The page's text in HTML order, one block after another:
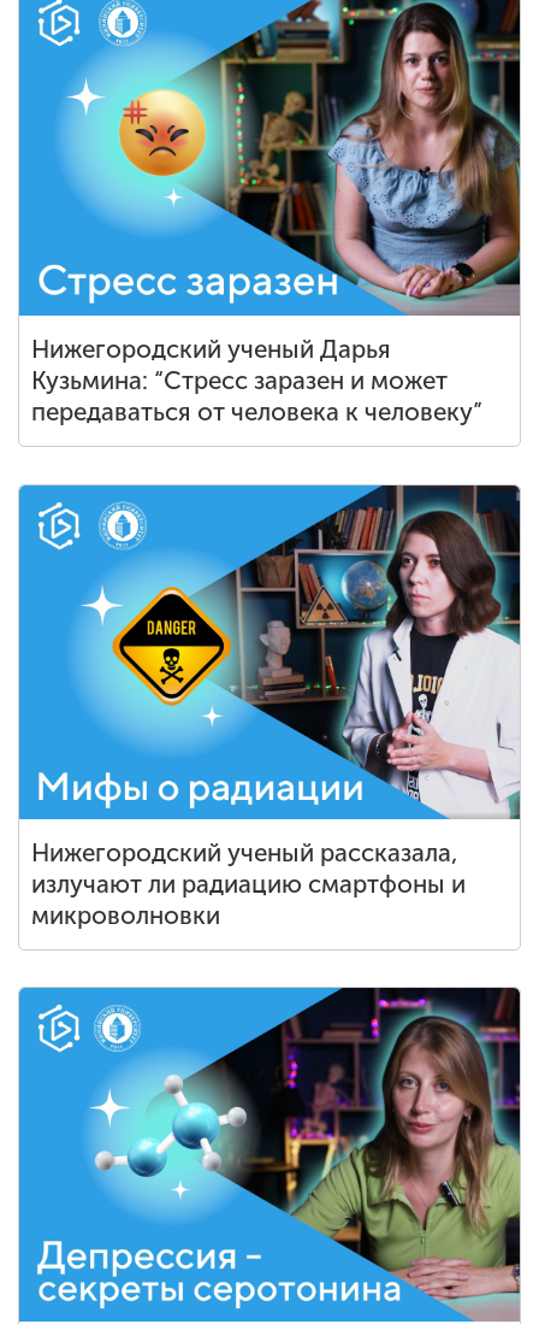
Нижегородский ученый Дарья
Кузьмина: “Стресс заразен и может
передаваться от человека к человеку”
Нижегородский ученый рассказала,
излучают ли радиацию смартфоны и
микроволновки